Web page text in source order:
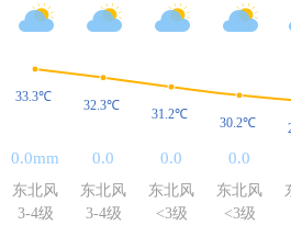
0.0mm
东北风
3-4级
0.0
东北风
3-4级
0.0
东北风
<3级
0.0
东北风
<3级
33.3℃
32.3℃
31.2℃
30.2℃